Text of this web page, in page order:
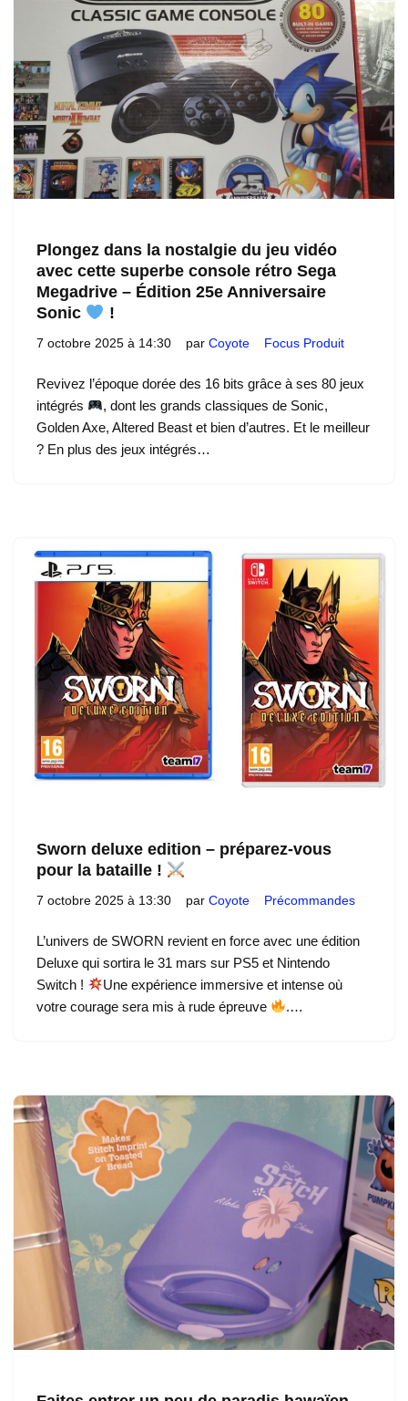
Plongez dans la nostalgie du jeu vidéo
avec cette superbe console rétro Sega
Megadrive – Édition 25e Anniversaire
Sonic
!
7 octobre 2025 à 14:30 par Coyote Focus Produit
Revivez l’époque dorée des 16 bits grâce à ses 80 jeux
intégrés
, dont les grands classiques de Sonic,
Golden Axe, Altered Beast et bien d’autres. Et le meilleur
? En plus des jeux intégrés…
Sworn deluxe edition – préparez-vous
pour la bataille !
7 octobre 2025 à 13:30 par Coyote Précommandes
L’univers de SWORN revient en force avec une édition
Deluxe qui sortira le 31 mars sur PS5 et Nintendo
Switch !
Une expérience immersive et intense où
votre courage sera mis à rude épreuve
.…